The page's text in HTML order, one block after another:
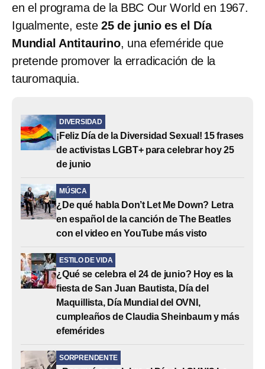
en el programa de la BBC Our World en 1967.
Igualmente, este 25 de junio es el Día
Mundial Antitaurino, una efeméride que
pretende promover la erradicación de la
tauromaquia.
DIVERSIDAD
¡Feliz Día de la Diversidad Sexual! 15 frases
de activistas LGBT+ para celebrar hoy 25
de junio
MÚSICA
¿De qué habla Don’t Let Me Down? Letra
en español de la canción de The Beatles
con el video en YouTube más visto
ESTILO DE VIDA
¿Qué se celebra el 24 de junio? Hoy es la
fiesta de San Juan Bautista, Día del
Maquillista, Día Mundial del OVNI,
cumpleaños de Claudia Sheinbaum y más
efemérides
SORPRENDENTE